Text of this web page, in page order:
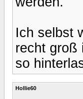
Ich selbst
recht groß
so
Hollie60